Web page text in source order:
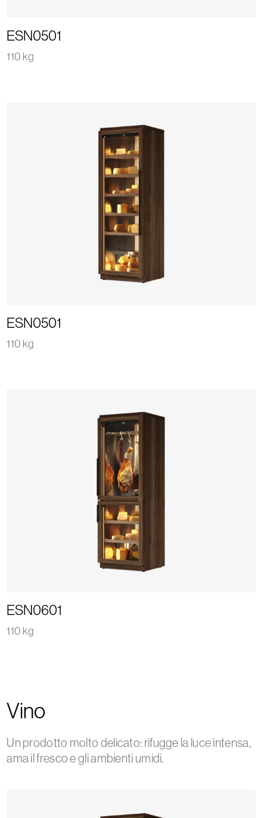
ESN0501
110 kg
ESN0501
110 kg
ESN0601
110 kg
Vino
Un prodotto molto delicato: rifugge la luce intensa,
ama il fresco e gli ambienti umidi.